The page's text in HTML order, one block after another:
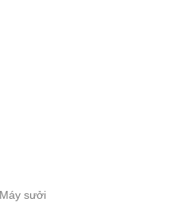
Máy sưởi